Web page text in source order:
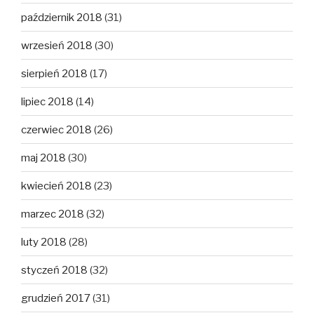
październik 2018 (31)
wrzesień 2018 (30)
sierpień 2018 (17)
lipiec 2018 (14)
czerwiec 2018 (26)
maj 2018 (30)
kwiecień 2018 (23)
marzec 2018 (32)
luty 2018 (28)
styczeń 2018 (32)
grudzień 2017(31)